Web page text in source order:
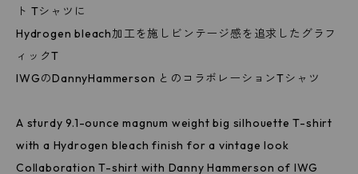
ト Tシャツに
Hydrogen bleach加工を施しビンテージ感を追求したグラフ
ィックT
IWGのDannyHammerson とのコラボレーションTシャツ
A sturdy 9.1-ounce magnum weight big silhouette T-shirt
with a Hydrogen bleach finish for a vintage look
Collaboration T-shirt with Danny Hammerson of IWG